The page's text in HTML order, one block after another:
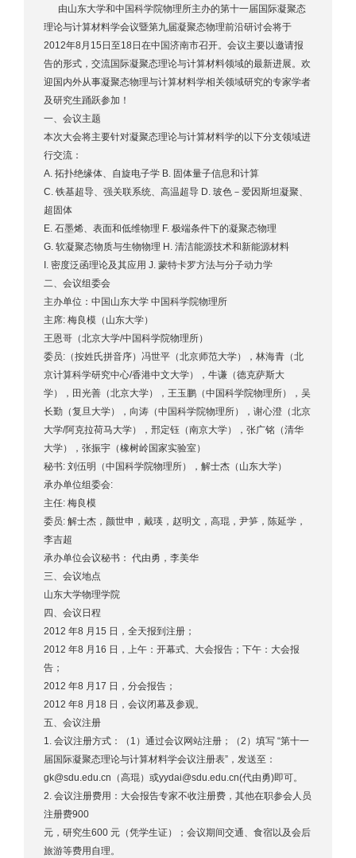
由山东大学和中国科学院物理所主办的第十一届国际凝聚态
理论与计算材料学会议暨第九届凝聚态物理前沿研讨会将于
2012年8月15日至18日在中国济南市召开。会议主要以邀请报
告的形式，交流国际凝聚态理论与计算材料领域的最新进展。欢
迎国内外从事凝聚态物理与计算材料学相关领域研究的专家学者
及研究生踊跃参加！
一、会议主题
本次大会将主要针对凝聚态理论与计算材料学的以下分支领域进
行交流：
A. 拓扑绝缘体、自旋电子学 B. 固体量子信息和计算
C. 铁基超导、强关联系统、高温超导 D. 玻色－爱因斯坦凝聚、
超固体
E. 石墨烯、表面和低维物理 F. 极端条件下的凝聚态物理
G. 软凝聚态物质与生物物理 H. 清洁能源技术和新能源材料
I. 密度泛函理论及其应用 J. 蒙特卡罗方法与分子动力学
二、会议组委会
主办单位：中国山东大学 中国科学院物理所
主席: 梅良模（山东大学）
王恩哥（北京大学/中国科学院物理所）
委员:（按姓氏拼音序）冯世平（北京师范大学），林海青（北
京计算科学研究中心/香港中文大学），牛谦（德克萨斯大
学），田光善（北京大学），王玉鹏（中国科学院物理所），吴
长勤（复旦大学），向涛（中国科学院物理所），谢心澄（北京
大学/阿克拉荷马大学），邢定钰（南京大学），张广铭（清华
大学），张振宇（橡树岭国家实验室）
秘书: 刘伍明（中国科学院物理所），解士杰（山东大学）
承办单位组委会:
主任: 梅良模
委员: 解士杰，颜世申，戴瑛，赵明文，高琨，尹笋，陈延学，
李吉超
承办单位会议秘书： 代由勇，李美华
三、会议地点
山东大学物理学院
四、会议日程
2012 年8 月15 日，全天报到注册；
2012 年8 月16 日，上午：开幕式、大会报告；下午：大会报
告；
2012 年8 月17 日，分会报告；
2012 年8 月18 日，会议闭幕及参观。
五、会议注册
1. 会议注册方式：（1）通过会议网站注册；（2）填写 “第十一
届国际凝聚态理论与计算材料学会议注册表”，发送至：
gk@sdu.edu.cn （高琨）或yydai@sdu.edu.cn(代由勇)即可。
2. 会议注册费用：大会报告专家不收注册费，其他在职参会人员
注册费900
元，研究生600 元（凭学生证）；会议期间交通、食宿以及会后
旅游等费用自理。